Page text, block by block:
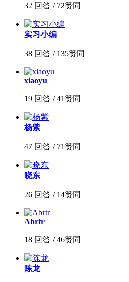
32 回答 / 72赞同
实习小编
38 回答 / 135赞同
xiaoyu
19 回答 / 41赞同
杨紫
47 回答 / 71赞同
晓东
26 回答 / 14赞同
Abrtr
18 回答 / 46赞同
陈龙